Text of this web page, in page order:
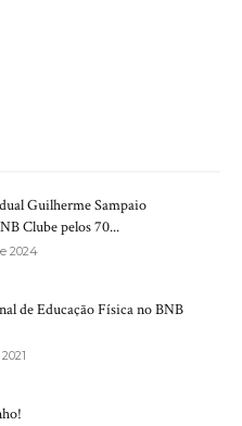
Guilherme Sampaio
Clube pelos 70...
2024
de Educação Física no BNB